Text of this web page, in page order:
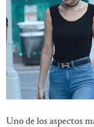
Uno de los aspectos